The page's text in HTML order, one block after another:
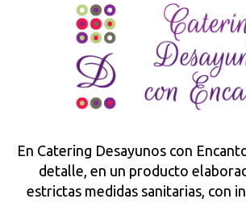
En Catering Desayunos con
detalle, en un producto
estrictas medidas sanitarias, con